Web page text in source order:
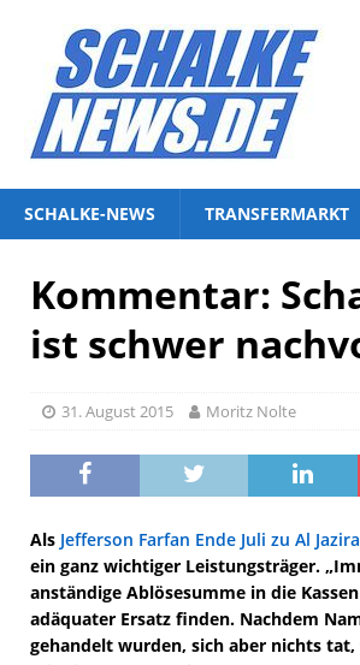
SCHALKE-NEWS TRANSFERMARKT
Kommentar:
ist schwer
31. August 2015 Moritz Nolte
Als Jefferson Farfan Ende Juli zu Al
ein ganz wichtiger Leistungsträger.
anständige Ablösesumme in die
adäquater Ersatz finden. Nachdem
gehandelt wurden, sich aber nichts